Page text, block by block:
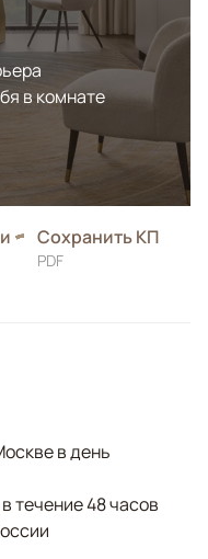
в комнате
Сохранить КП
PDF
в день
течение 48 часов